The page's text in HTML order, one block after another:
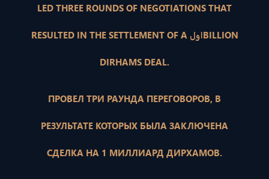
LED THREE ROUNDS OF NEGOTIATIONS THAT
RESULTED IN THE SETTLEMENT OF A اولBILLION
DIRHAMS DEAL.
ПРОВЕЛ ТРИ РАУНДА ПЕРЕГОВОРОВ, В
РЕЗУЛЬТАТЕ КОТОРЫХ БЫЛА ЗАКЛЮЧЕНА
СДЕЛКА НА 1 МИЛЛИАРД ДИРХАМОВ.